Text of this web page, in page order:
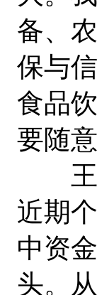
备、
保与
食品
要随
王晓
近期
中资
头。